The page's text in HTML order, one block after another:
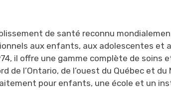
de santé reconnu
aux enfants, aux adolescentes et
il offre une gamme complète de soins
l’Ontario, de l’ouest du Québec et du
pour enfants, une école et un